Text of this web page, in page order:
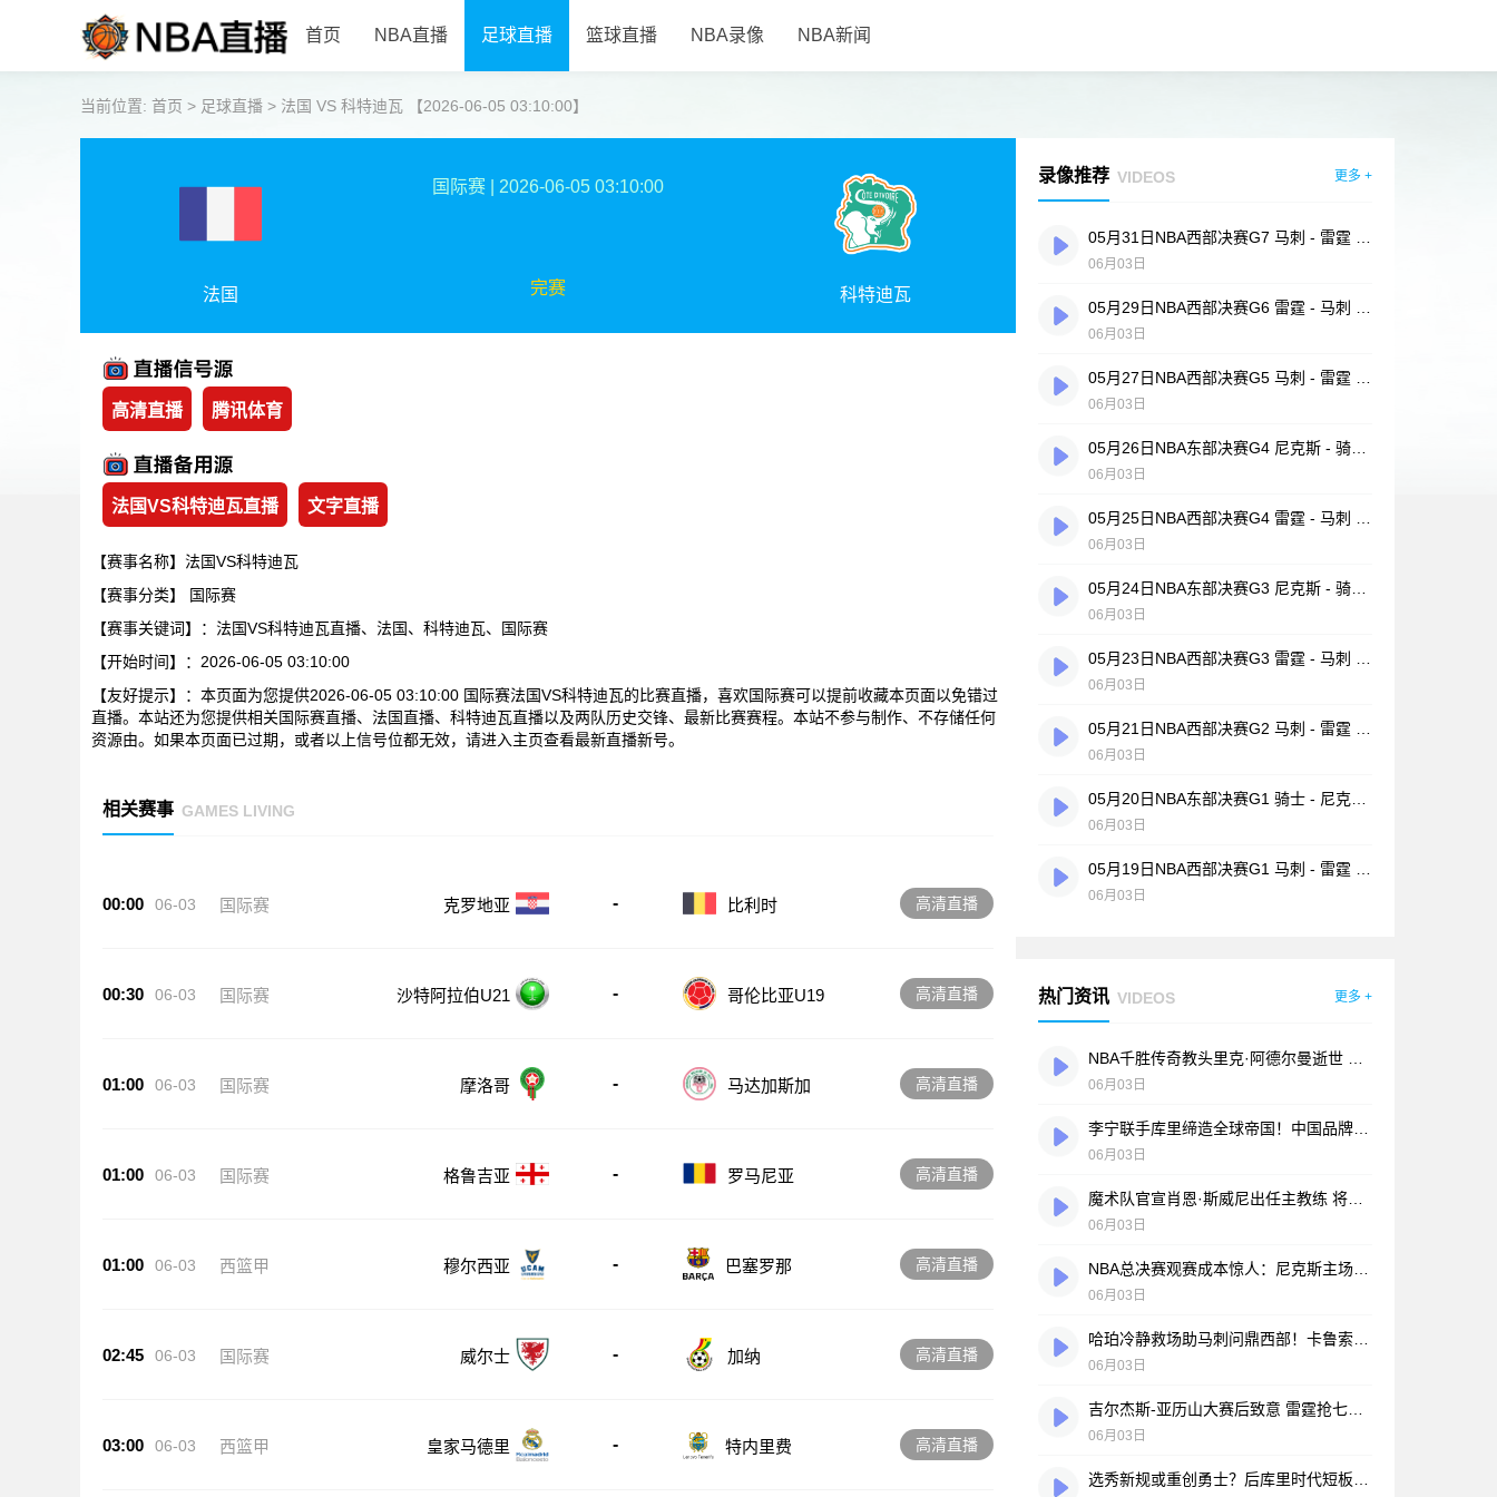
首页 NBA直播 足球直播 篮球直播 NBA录像 NBA新闻
当前位置: 首页 > 足球直播 > 法国 VS 科特迪瓦 【2026-06-05 03:10:00】
法国
国际赛 2026-06-05 03:10:00
完赛 科特迪瓦
高清直播 腾讯体育
法国VS科特迪瓦直播 文字直播
【赛事名称】法国VS科特迪瓦
【赛事分类】
国际赛
【赛事关键词】：法国VS科特迪瓦直播、法国、科特迪瓦、国际赛
【开始时间】：2026-06-05 03:10:00
【友好提示】：本页面为您提供2026-06-05 03:10:00 国际赛法国VS科特迪瓦的比赛直播，喜欢国际赛可以提前收藏本页面以免错过
直播。本站还为您提供相关国际赛直播、法国直播、科特迪瓦直播以及两队历史交锋、最新比赛赛程。本站不参与制作、不存储任何
资源由。如果本页面已过期，或者以上信号位都无效，请进入主页查看最新直播新号。
相关赛事 GAMES LIVING
00:00 06-03 国际赛 克罗地亚 - 比利时 高清直播
00:30 06-03 国际赛 沙特阿拉伯U21 - 哥伦比亚U19 高清直播
01:00 06-03 国际赛 摩洛哥 - 马达加斯加 高清直播
01:00 06-03 国际赛 格鲁吉亚 - 罗马尼亚 高清直播
01:00 06-03 西篮甲 穆尔西亚 - 巴塞罗那 高清直播
02:45 06-03 国际赛 威尔士 - 加纳 高清直播
03:00 06-03 西篮甲 皇家马德里 - 特内里费 高清直播
录像推荐 VIDEOS 更多 +
06月03日
06月03日
06月03日
06月03日
06月03日
06月03日
06月03日
06月03日
06月03日
06月03日
热门资讯 VIDEOS 更多 +
06月03日
06月03日
06月03日
06月03日
06月03日
06月03日